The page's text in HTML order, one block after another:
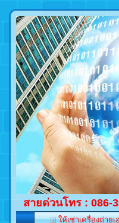
สายด่วนโทร : 086-
ให้เช่าเครื่องถ่าย